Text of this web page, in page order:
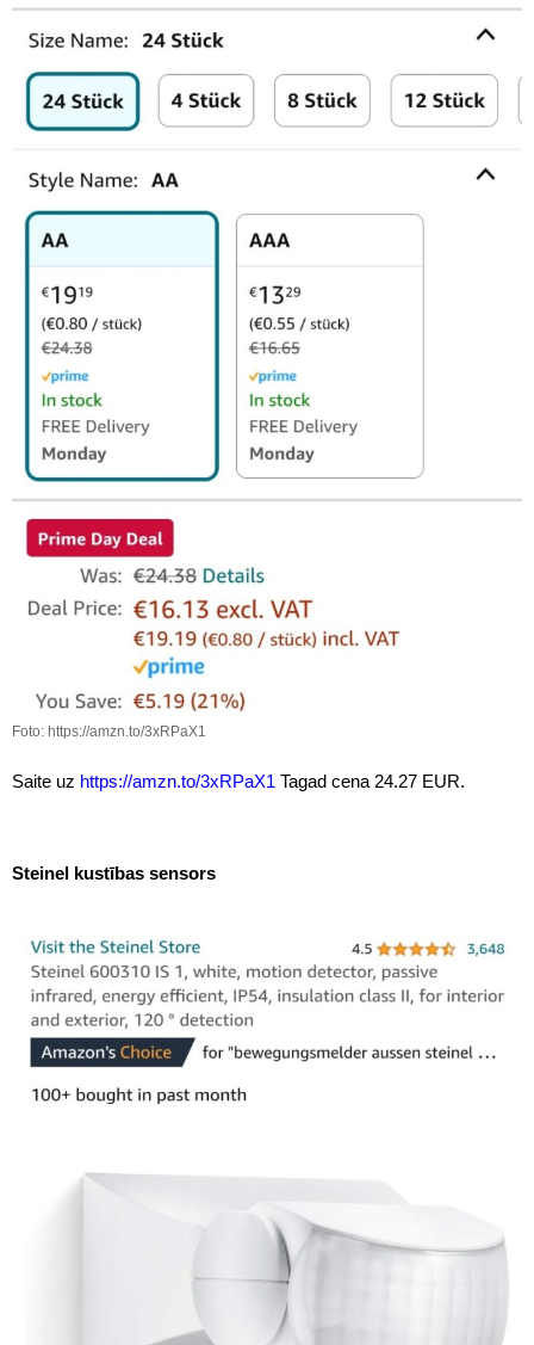
Foto: https://amzn.to/3xRPaX1
Saite uz https://amzn.to/3xRPaX1 Tagad cena 24.27 EUR.
Steinel kustības sensors